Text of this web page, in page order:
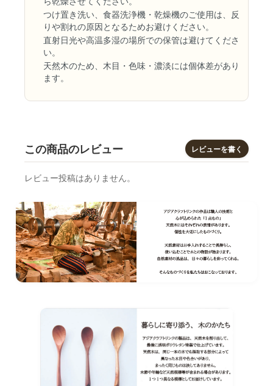
つけ置き洗い、食器洗浄機・乾燥機のご使用は、反
りや割れの原因となるためお避けください。
直射日光や高温多湿の場所での保管は避けてくださ
い。
天然木のため、木目・色味・濃淡には個体差があり
ます。
この商品のレビュー レビューを書く
レビュー投稿はありません。